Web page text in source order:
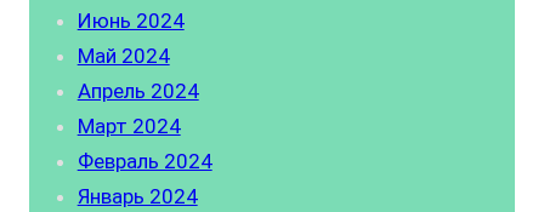
Июнь 2024
Май 2024
Апрель 2024
Март 2024
Февраль 2024
Январь 2024